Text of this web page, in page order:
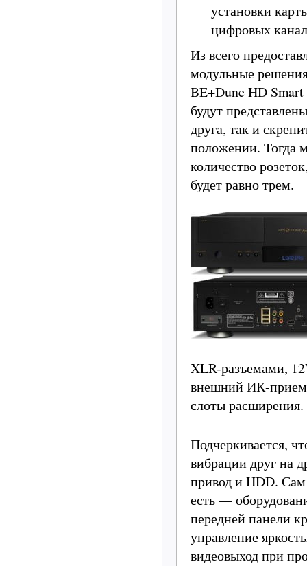
установки
цифровых
Из всего
модульные
BE+Dune HD
будут
друга, так и
положении. Тогда
количество
будет равно трем.
XLR-разъемами,
внешний ИК-
слоты расширения.
Подчеркивается,
вибрации друг на
привод и HDD.
есть —
передней панели
управление
видеовыход при